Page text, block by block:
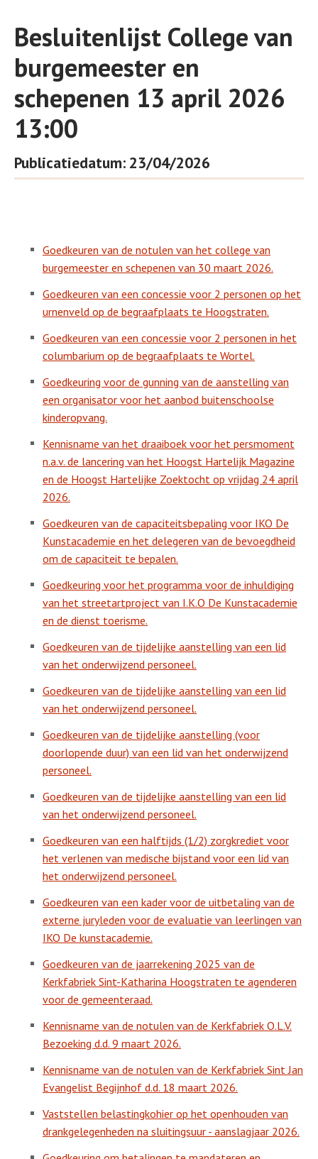
Besluitenlijst College van
burgemeester en
schepenen 13 april 2026
13:00
Publicatiedatum: 23/04/2026
Goedkeuren van de notulen van het college van
burgemeester en schepenen van 30 maart 2026.
Goedkeuren van een concessie voor 2 personen op het
urnenveld op de begraafplaats te Hoogstraten.
Goedkeuren van een concessie voor 2 personen in het
columbarium op de begraafplaats te Wortel.
Goedkeuring voor de gunning van de aanstelling van
een organisator voor het aanbod buitenschoolse
kinderopvang.
Kennisname van het draaiboek voor het persmoment
n.a.v. de lancering van het Hoogst Hartelijk Magazine
en de Hoogst Hartelijke Zoektocht op vrijdag 24 april
2026.
Goedkeuren van de capaciteitsbepaling voor IKO De
Kunstacademie en het delegeren van de bevoegdheid
om de capaciteit te bepalen.
Goedkeuring voor het programma voor de inhuldiging
van het streetartproject van I.K.O De Kunstacademie
en de dienst toerisme.
Goedkeuren van de tijdelijke aanstelling van een lid
van het onderwijzend personeel.
Goedkeuren van de tijdelijke aanstelling van een lid
van het onderwijzend personeel.
Goedkeuren van de tijdelijke aanstelling (voor
doorlopende duur) van een lid van het onderwijzend
personeel.
Goedkeuren van de tijdelijke aanstelling van een lid
van het onderwijzend personeel.
Goedkeuren van een halftijds (1/2) zorgkrediet voor
het verlenen van medische bijstand voor een lid van
het onderwijzend personeel.
Goedkeuren van een kader voor de uitbetaling van de
externe juryleden voor de evaluatie van leerlingen van
IKO De kunstacademie.
Goedkeuren van de jaarrekening 2025 van de
Kerkfabriek Sint-Katharina Hoogstraten te agenderen
voor de gemeenteraad.
Kennisname van de notulen van de Kerkfabriek O.L.V.
Bezoeking d.d. 9 maart 2026.
Kennisname van de notulen van de Kerkfabriek Sint Jan
Evangelist Begijnhof d.d. 18 maart 2026.
Vaststellen belastingkohier op het openhouden van
drankgelegenheden na sluitingsuur - aanslagjaar 2026.